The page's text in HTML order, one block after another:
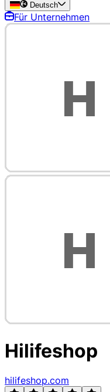
Deutsch
Für Unternehmen
Hilifeshop
hilifeshop.com